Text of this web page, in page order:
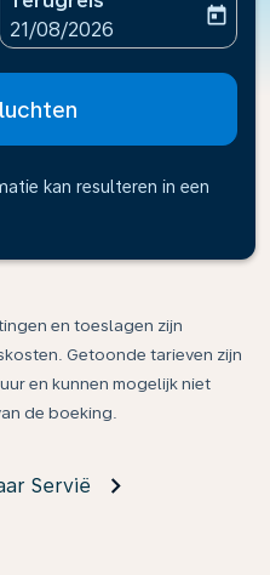
aria-label
fc-booking-return-date-
21/08/2026
today
kan resulteren in een
en toeslagen zijn
Getoonde tarieven zijn
en kunnen mogelijk niet
de boeking.
Servië